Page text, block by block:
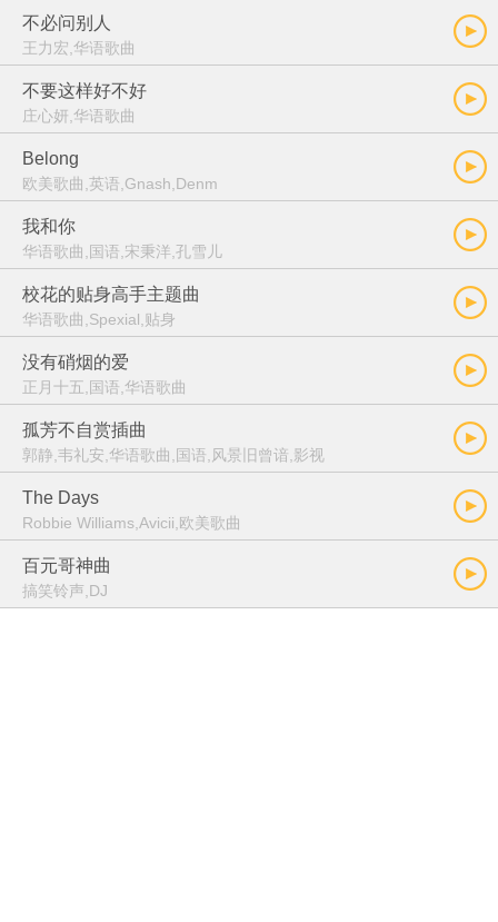
不必问别人
王力宏,华语歌曲
不要这样好不好
庄心妍,华语歌曲
Belong
欧美歌曲,英语,Gnash,Denm
我和你
华语歌曲,国语,宋秉洋,孔雪儿
校花的贴身高手主题曲
华语歌曲,Spexial,贴身
没有硝烟的爱
正月十五,国语,华语歌曲
孤芳不自赏插曲
郭静,韦礼安,华语歌曲,国语,风景旧曾谙,影视
The Days
Robbie Williams,Avicii,欧美歌曲
百元哥神曲
搞笑铃声,DJ